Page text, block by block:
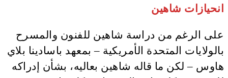
انحيازات شاهين
على الرغم من دراسة شاهين للفنون والمسرح
بالولايات المتحدة الأمريكية – بمعهد باسادينا بلاي
هاوس – لكن ما قاله شاهين بعاليه، بشأن إدراكه